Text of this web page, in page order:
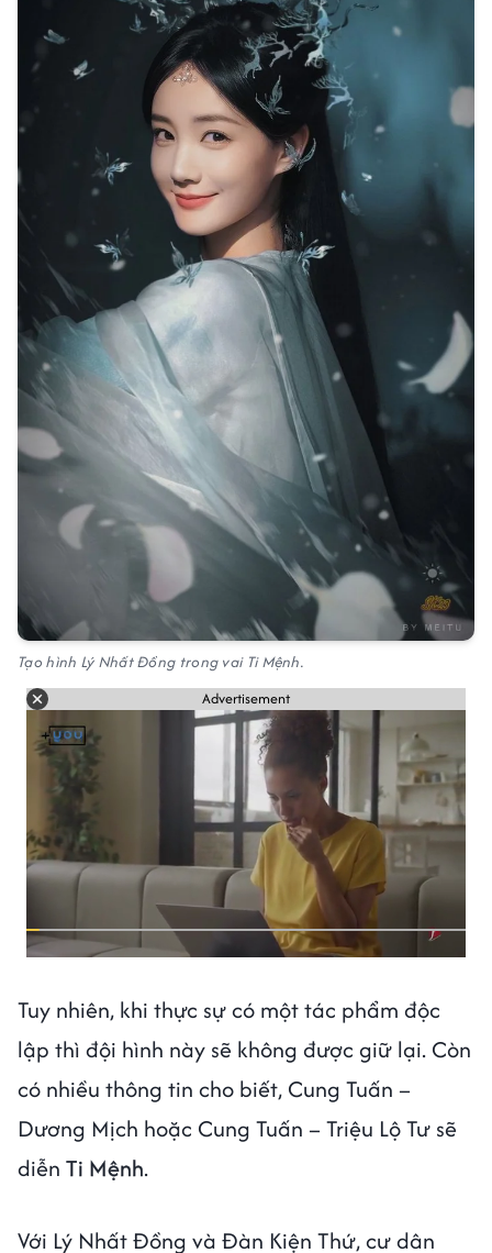
Tạo hình Lý Nhất Đồng trong vai Ti Mệnh.
Advertisement
Tuy nhiên, khi thực sự có một tác phẩm độc
lập thì đội hình này sẽ không được giữ lại. Còn
có nhiều thông tin cho biết, Cung Tuấn –
Dương Mịch hoặc Cung Tuấn – Triệu Lộ Tư sẽ
diễn Ti Mệnh.
Với Lý Nhất Đồng và Đàn Kiện Thứ, cư dân